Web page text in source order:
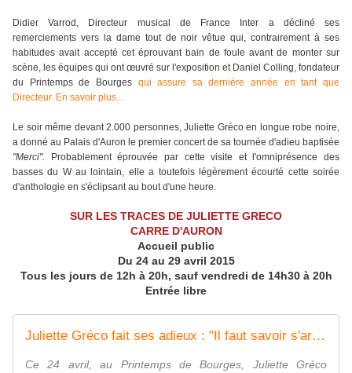
Didier Varrod, Directeur musical de France Inter a décliné ses
remerciements vers la dame tout de noir vêtue qui, contrairement à ses
habitudes avait accepté cet éprouvant bain de foule avant de monter sur
scène, les équipes qui ont œuvré sur l'exposition et Daniel Colling, fondateur
du Printemps de Bourges qui assure sa dernière année en tant que
Directeur. En savoir plus...
Le soir même devant 2.000 personnes, Juliette Gréco en longue robe noire,
a donné au Palais d'Auron le premier concert de sa tournée d'adieu baptisée
"Merci". Probablement éprouvée par cette visite et l'omniprésence des
basses du W au lointain, elle a toutefois légèrement écourté cette soirée
d'anthologie en s'éclipsant au bout d'une heure.
SUR LES TRACES DE JULIETTE GRECO
CARRE D'AURON
Accueil public
Du 24 au 29 avril 2015
Tous les jours de 12h à 20h, sauf vendredi de 14h30 à 20h
Entrée libre
Juliette Gréco fait ses adieux : "Il faut savoir s'arrêter, par politesse, par courtoisie, par raison"
Ce 24 avril, au Printemps de Bourges, Juliette Gréco